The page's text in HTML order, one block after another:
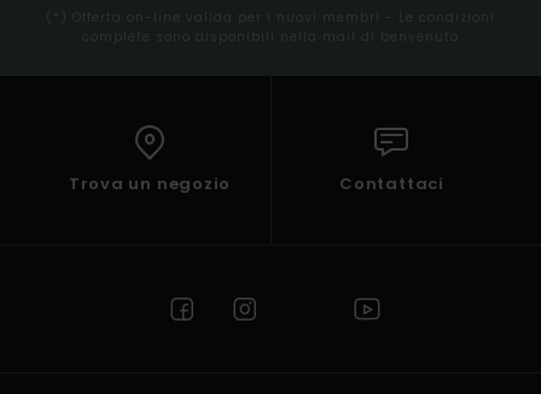
(*) Offerta on-line valida per i nuovi membri - Le condizioni
complete sono disponibili nella mail di benvenuto
Trova un negozio Contattaci